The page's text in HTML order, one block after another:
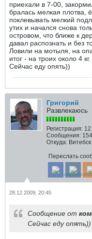
приехали в 7-00,
бралась мелкая плотва,
поклевывать мелкий
утих и начался снова
островом, что ближе к
давал распознать и без
Ловили на мотыля, на
итог - на троих около 4 кг.
Сейчас еду опять))
Григорий
Развлекаюсь
Регистрация:
Сообщения:
Откуда: Витебск
Переслать
28.12.2009, 20:45
Сообщение от
Сейчас еду опять))